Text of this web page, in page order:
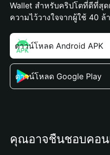
Wallet สำหรับคริปโตที่ดีที่สุ
ความไว้วางใจจากผู้ใช้ 40
ดาวน์โหลด Android APK
ดาวน์โหลด Google Play
คุณอาจชื่นชอบคอน